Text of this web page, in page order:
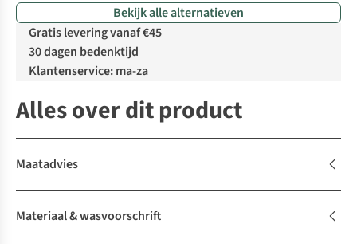
Bekijk alle alternatieven
Gratis levering vanaf €45
30 dagen bedenktijd
Klantenservice: ma-za
Alles over dit product
Maatadvies
Materiaal & wasvoorschrift